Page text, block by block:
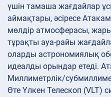
үшін тамаша жағдайлар
аймақтары, әсіресе
мөлдір атмосферасы,
тұрақты ауа-райы
оларды астрономиялық
идеалды орындар етеді.
Миллиметрлік/
Өте Үлкен Телескоп (VLT)